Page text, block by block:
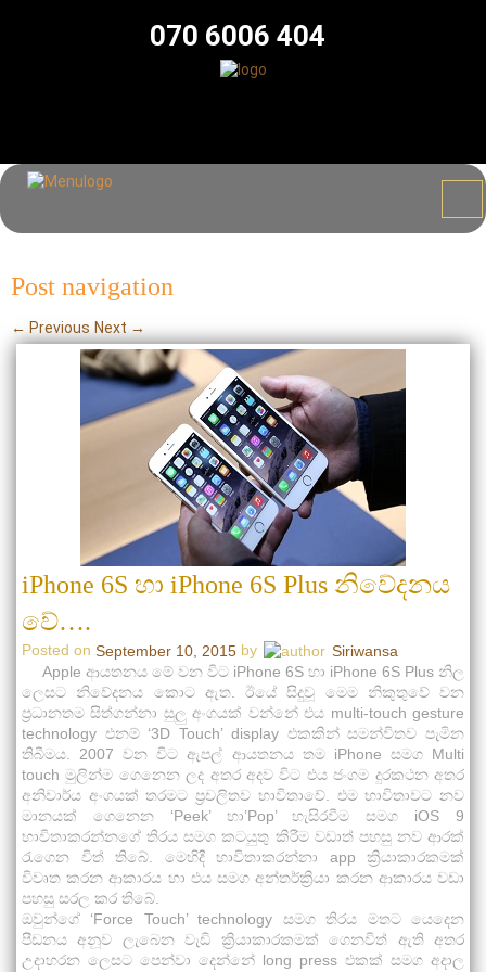
070 6006 404
Post navigation
← Previous Next →
iPhone 6S හා iPhone 6S Plus නිවේදනය
වේ….
Posted on September 10, 2015 by
Siriwansa
Apple ආයතනය මේ වන විට iPhone 6S හා iPhone 6S Plus නිල
ලෙසට නිවේදනය කොට ඇත. ඊයේ සිදුවූ මෙම නිකුතුවේ වන
ප්‍රධානතම සිත්ගන්නා සුලු අංගයක් වන්නේ එය multi-touch gesture
technology එනම් ‘3D Touch’ display එකකින් සමන්විතව පැමින
තිබීමය. 2007 වන විට ඇපල් ආයතනය තම iPhone සමග Multi
touch මුලින්ම ගෙනෙන ලද අතර අදව විට එය ජංගම දුරකථන අතර
අනිවාර්ය අංගයක් තරමට ප්‍රචලිතව භාවිතාවේ. එම භාවිතාවට නව
මානයක් ගෙනෙන ‘Peek’ හා’Pop’ හැසිරවීම සමග iOS 9
භාවිතාකරන්නගේ තිරය සමග කටයුතු කිරීම වඩාත් පහසු නව ආරක්
‍රැගෙන විත් තිබේ. මෙහිදී භාවිතාකරන්නා app ක්‍රියාකාරකමක්
විවෘත කරන ආකාරය හා එය සමග අන්තර්ක්‍රියා කරන ආකාරය වඩා
පහසු සරල කර තිබේ.
ඔවුන්ගේ ‘Force Touch’ technology සමග තිරය මතට යෙදෙන
පීඩනය අනූව ලැබෙන වැඩි ක්‍රියාකාරකමක් ගෙනවිත් ඇති අතර
උදාහරන ලෙසට පෙන්වා දෙන්නේ long press එකක් සමග අදාල